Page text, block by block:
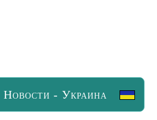
Новости - Украина